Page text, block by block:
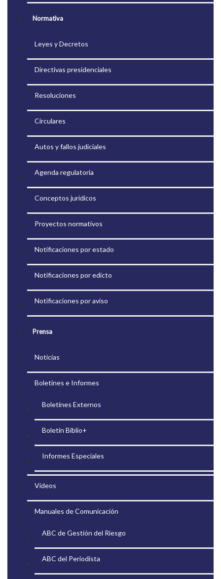
Normativa
Leyes y Decretos
Directivas presidenciales
Resoluciones
Circulares
Autos y fallos judiciales
Agenda regulatoria
Conceptos jurídicos
Proyectos normativos
Notificaciones por estado
Notificaciones por edicto
Notificaciones por aviso
Prensa
Noticias
Boletines e Informes
Boletines Externos
Boletín Biblio+
Informes Especiales
Videos
Manuales de Comunicación
ABC de Gestión del Riesgo
ABC del Periodista